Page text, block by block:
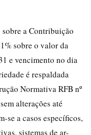
a Contribuição
sobre o valor da
e vencimento no dia
é respaldada
Normativa RFB nº
alterações até
se a casos específicos,
sistemas de ar-